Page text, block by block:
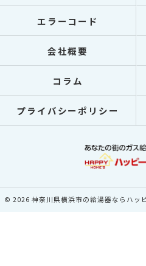
エラーコード
会社概要
コラム
プライバシーポリシー
© 2026 神奈川県横浜市の給湯器ならハッ